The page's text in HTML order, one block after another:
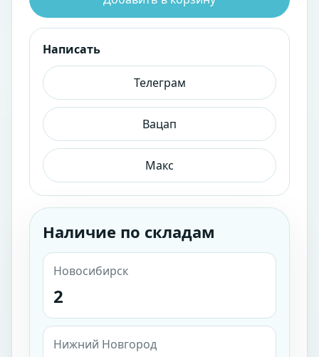
Написать
Телеграм
Вацап
Макс
Наличие по складам
Новосибирск
2
Нижний Новгород